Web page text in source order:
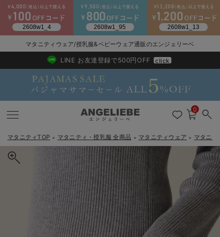
戻る
マタニティウェア全て
マタニティ ワンピース
マタニティ パンツ
戻る
マタニティ 下着・インナー全て
授乳ブラ・マタニティブラ（マタニティインナー・産後用品）
マタニティ ショーツ
戻る
授乳ワンピース
戻る
マタニティ フォーマル全て
マタニティ スーツ
マタニティ オフィス 通勤服
戻る
妊婦用 抱き枕・授乳クッション
戻る
マタニティレッグウェア全て
マタニティストッキング・タイツ
マタニティレギンス
戻る
マタニティ ボディケア全て
妊娠線クリーム
戻る
アウトレット全て
【アウトレット】ワンピース
【アウトレット】トップス・授乳トップス
戻る
抗菌防臭加工
戻る
再入荷｜インナー
再入荷｜アウター
送料無料アイテム全て
ワンピース
トップス
ブラキャミ おまとめ
【37周年祭セール】
【37周年祭セール】
【37周年祭セール】
気温差別オススメア
【15℃】3月下旬～
【〜10℃】3月中旬
動きやすく着回しで
涼しくて可愛い「ワ
強撚スムース(コス
マタニティウェア
【おまとめ割】パジ
こだわりの履き心地
カジュアル
デニム
ジャケット派
きれいめトップス派
出産準備応援割全て
マタニティパジャマ
マタニティインナー
【オフィスカジュア
【オフィスカジュア
レギンスタイプ
パンツタイプ
【フォーマル】ワン
【フォーマル】ボト
【ベビー】長袖
【ベビー】半袖
ハンカチ
2WAYオール
快適ウェア10%OFF
春のマタニティワン
セットアップ・ レイ
Aライン ・フレアワ
Gift Selection 出産
〜3,000円（税込）
〜5,000円（税込）
冬の冷え対策インナ
薄くてあったか
綿混素材
入院準備の持ち物チ
入院してすぐ使うグ
赤ちゃんへ使うもの
冬のあったか特集全て
【冬のあったか特集
【冬のあったか特集
マタニティウェア/授乳服&ベビーウェア通販のエンジェリーベ
2026/NewArrival
送料495円(一部地域を除く) 7,700円以上で送料無料
LINE お友達登録で500円OFF click
0
マタニティTOP ＞ マタニティ・授乳服 全商品 ＞ マタニティウェア ＞ マタニテ